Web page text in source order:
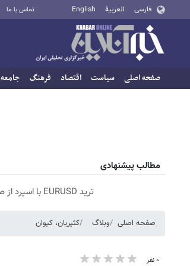
فارسی العربية English تماس با ما
صفحه اصلی سیاست اقتصاد فرهنگ جامعه
مطالب پیشنهادی
ترید EURUSD با اسپرد از صفر پیپ
صفحه اصلی وبلاگ کثیریان، کیوان
۰ نفر